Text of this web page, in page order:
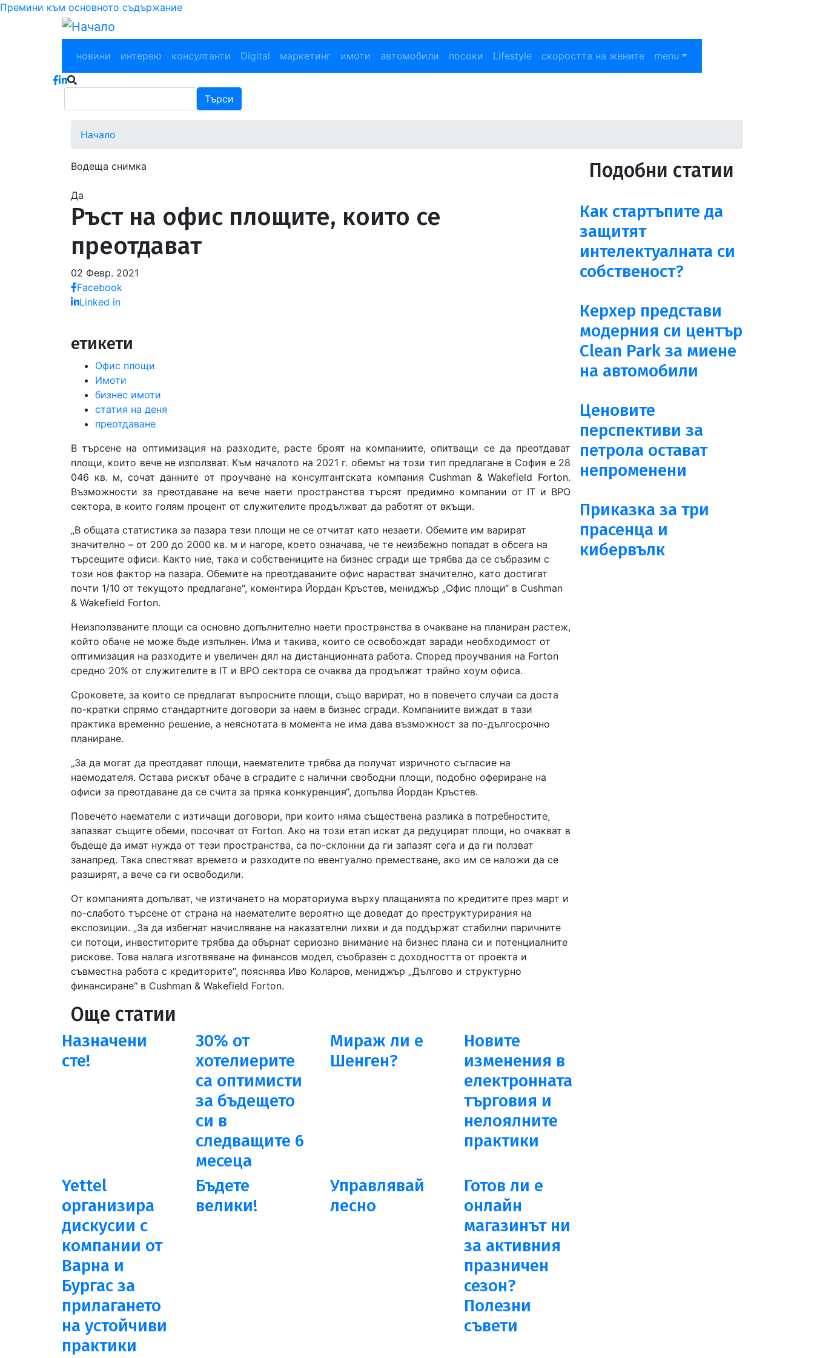
Премини към основното съдържание
Main navigation
новини интервю консултанти Digital маркетинг имоти автомобили посоки Lifestyle скоростта на жените menu
Търси
Начало
Водеща снимка
Да
Ръст на офис площите, които се
преотдават
02 Февр. 2021
Facebook
Linked in
етикети
Офис площи
Имоти
бизнес имоти
статия на деня
преотдаване
В търсене на оптимизация на разходите, расте броят на компаниите, опитващи се да преотдават
площи, които вече не използват. Към началото на 2021 г. обемът на този тип предлагане в София е 28
046 кв. м, сочат данните от проучване на консултантската компания Cushman & Wakefield Forton.
Възможности за преотдаване на вече наети пространства търсят предимно компании от IT и BPO
сектора, в които голям процент от служителите продължват да работят от вкъщи.
„В общата статистика за пазара тези площи не се отчитат като незаети. Обемите им варират
значително – от 200 до 2000 кв. м и нагоре, което означава, че те неизбежно попадат в обсега на
търсещите офиси. Както ние, така и собствениците на бизнес сгради ще трябва да се събразим с
този нов фактор на пазара. Обемите на преотдаваните офис нарастват значително, като достигат
почти 1/10 от текущото предлагане“, коментира Йордан Кръстев, мениджър „Офис площи“ в Cushman
& Wakefield Forton.
Неизползваните площи са основно допълнително наети пространства в очакване на планиран растеж,
който обаче не може бъде изпълнен. Има и такива, които се освобождат заради необходимост от
оптимизация на разходите и увеличен дял на дистанционната работа. Според проучвания на Forton
средно 20% от служителите в IT и BPO сектора се очаква да продължат трайно хоум офиса.
Сроковете, за които се предлагат въпросните площи, също варират, но в повечето случаи са доста
по-кратки спрямо стандартните договори за наем в бизнес сгради. Компаниите виждат в тази
практика временно решение, а неяснотата в момента не има дава възможност за по-дългосрочно
планиране.
„За да могат да преотдават площи, наемателите трябва да получат изричното съгласие на
наемодателя. Остава рискът обаче в сградите с налични свободни площи, подобно офериране на
офиси за преотдаване да се счита за пряка конкуренция“, допълва Йордан Кръстев.
Повечето наематели с изтичащи договори, при които няма съществена разлика в потребностите,
запазват същите обеми, посочват от Forton. Ако на този етап искат да редуцират площи, но очакват в
бъдеще да имат нужда от тези пространства, са по-склонни да ги запазят сега и да ги ползват
занапред. Така спестяват времето и разходите по евентуално преместване, ако им се наложи да се
разширят, а вече са ги освободили.
От компанията допълват, че изтичането на мораториума върху плащанията по кредитите през март и
по-слабото търсене от страна на наемателите вероятно ще доведат до преструктурирания на
експозиции. „За да избегнат начисляване на наказателни лихви и да поддържат стабилни паричните
си потоци, инвеститорите трябва да обърнат сериозно внимание на бизнес плана си и потенциалните
рискове. Това налага изготвяване на финансов модел, съобразен с доходността от проекта и
съвместна работа с кредиторите“, пояснява Иво Коларов, мениджър „Дългово и структурно
финансиране“ в Cushman & Wakefield Forton.
Още статии
Назначени
сте!
30% от
хотелиерите
са оптимисти
за бъдещето
си в
следващите 6
месеца
Мираж ли е
Шенген?
Новите
изменения в
електронната
търговия и
нелоялните
практики
Yettel
организира
дискусии с
компании от
Варна и
Бургас за
прилагането
на устойчиви
практики
Бъдете
велики!
Управлявай
лесно
Готов ли е
онлайн
магазинът ни
за активния
празничен
сезон?
Полезни
съвети
Подобни статии
Как стартъпите да
защитят
интелектуалната си
собственост?
Керхер представи
модерния си център
Clean Park за миене
на автомобили
Ценовите
перспективи за
петрола остават
непроменени
Приказка за три
прасенца и
кибервълк